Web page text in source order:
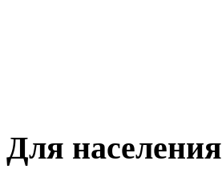
Для населения